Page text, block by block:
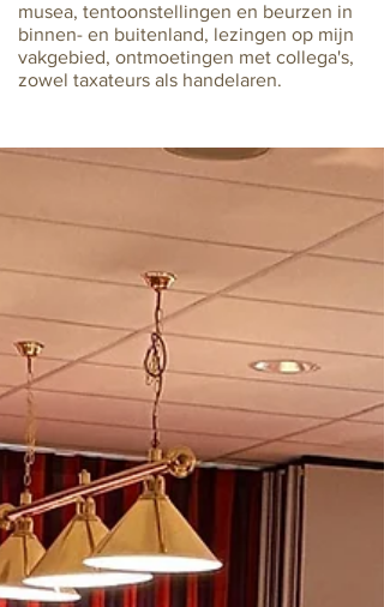
musea, tentoonstellingen en beurzen in
binnen- en buitenland, lezingen op mijn
vakgebied, ontmoetingen met collega's,
zowel taxateurs als handelaren.